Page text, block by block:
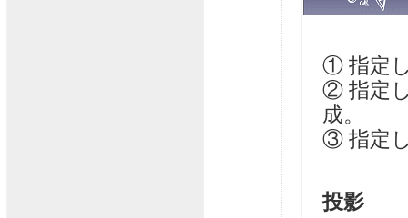
① 指定
② 指定
成。
③ 指定
投影